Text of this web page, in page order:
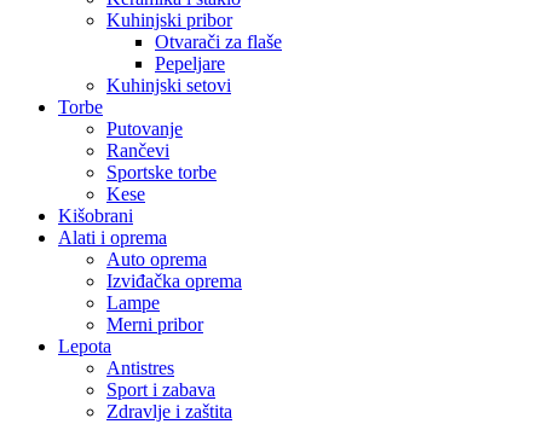
Kuhinjski pribor
Otvarači za flaše
Pepeljare
Kuhinjski setovi
Torbe
Putovanje
Rančevi
Sportske torbe
Kese
Kišobrani
Alati i oprema
Auto oprema
Izviđačka oprema
Lampe
Merni pribor
Lepota
Antistres
Sport i zabava
Zdravlje i zaštita